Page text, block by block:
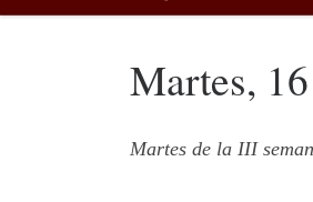
Martes,
Martes de la III